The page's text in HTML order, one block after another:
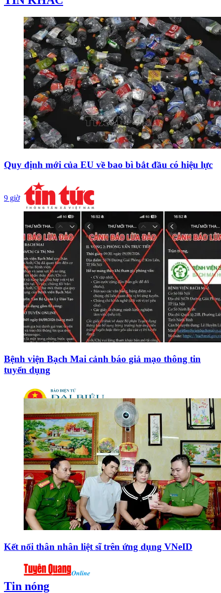
Quy định mới của EU về bao bì bắt đầu có hiệu lực
9 giờ
Bệnh viện Bạch Mai cảnh báo giả mạo thông tin
tuyển dụng
Kết nối thân nhân liệt sĩ trên ứng dụng VNeID
Tin nóng